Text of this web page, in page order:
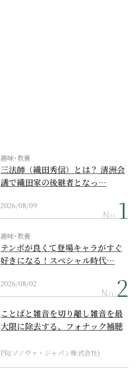
趣味･教養
三法師（織田秀信）とは？ 清洲会
議で織田家の後継者となっ…
2026/08/09
No.
趣味･教養
テンポが良くて登場キャラがすぐ
好きになる！スペシャル時代…
2026/08/02
No.
ことばと雑音を切り離し雑音を最
大限に除去する、フォナック補聴
PR(ソノヴァ・ジャパン株式会社)